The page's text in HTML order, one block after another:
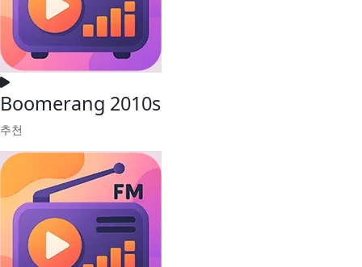
Boomerang 2010s
추천